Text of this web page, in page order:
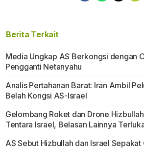
Berita Terkait
Media Ungkap AS Berkongsi dengan
Pengganti Netanyahu
Analis Pertahanan Barat: Iran Ambil
Belah Kongsi AS-Israel
Gelombang Roket dan Drone
Tentara Israel, Belasan Lainnya
AS Sebut Hizbullah dan Israel Sepakat